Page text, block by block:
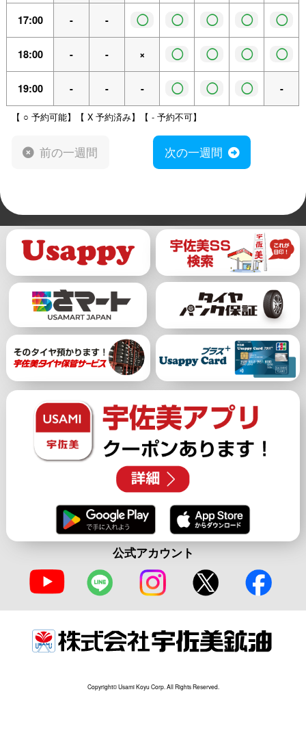
17:00 - - ◯ ◯ ◯ ◯ ◯
18:00 - - × ◯ ◯ ◯ ◯
19:00 - - - ◯ ◯ ◯ -
【 ○ 予約可能】【 X 予約済み】【 - 予約不可】
前の一週間 次の一週間
公式アカウント
Copyright© Usami Koyu Corp. All Rights Reserved.